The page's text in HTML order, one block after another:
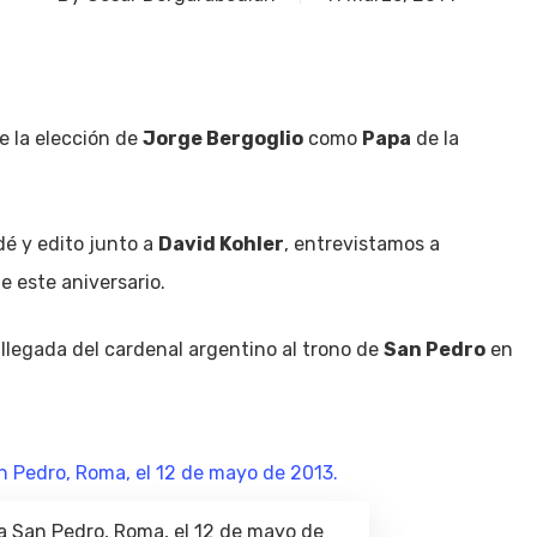
la elección de Jorge Bergoglio como Papa de la
y edito junto a David Kohler, entrevistamos a
este aniversario.
del cardenal argentino al trono de San Pedro en
San Pedro, Roma, el 12 de mayo de